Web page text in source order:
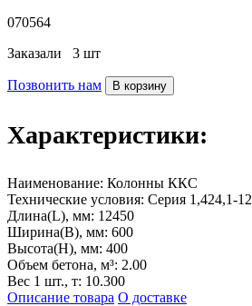
070564
Заказали 3 шт
Позвонить нам В корзину
Характеристики:
Наименование: Колонны ККС
Технические условия: Серия 1,424,1-12
Длина(L), мм: 12450
Ширина(B), мм: 600
Высота(H), мм: 400
Объем бетона, м³: 2.00
Вес 1 шт., т: 10.300
Описание товара О доставке